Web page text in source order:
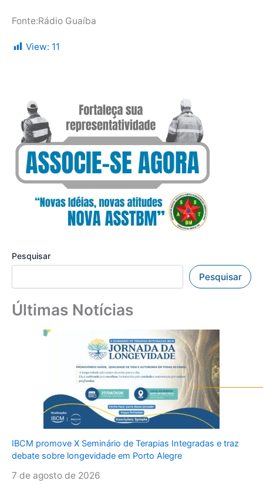
Fonte:Rádio Guaíba
View: 11
Pesquisar
Pesquisar
Últimas Notícias
IBCM promove X Seminário de Terapias Integradas e traz
debate sobre longevidade em Porto Alegre
7 de agosto de 2026